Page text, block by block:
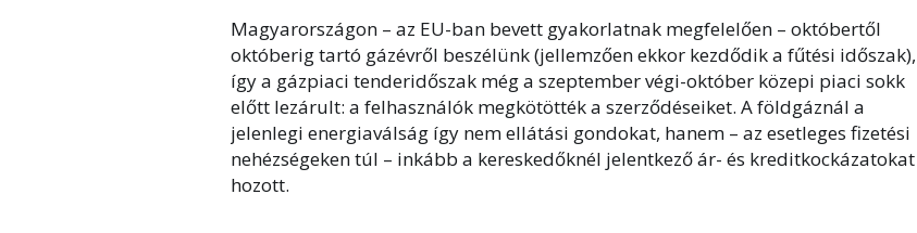
Magyarországon – az EU-ban bevett gyakorlatnak megfelelően – októbertől
októberig tartó gázévről beszélünk (jellemzően ekkor kezdődik a fűtési időszak),
így a gázpiaci tenderidőszak még a szeptember végi-október közepi piaci sokk
előtt lezárult: a felhasználók megkötötték a szerződéseiket. A földgáznál a
jelenlegi energiaválság így nem ellátási gondokat, hanem – az esetleges fizetési
nehézségeken túl – inkább a kereskedőknél jelentkező ár- és kreditkockázatokat
hozott.